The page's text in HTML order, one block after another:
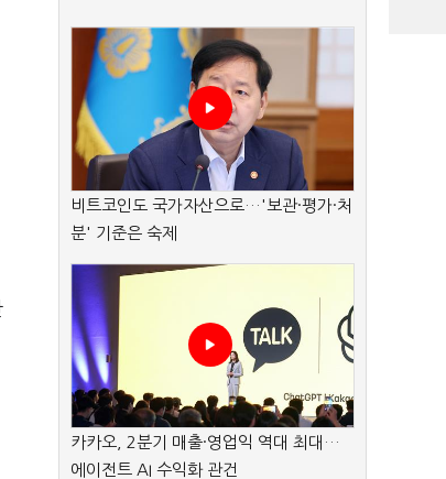
비트코인도 국가자산으로…'보관·평가·처
분' 기준은 숙제
카카오, 2분기 매출·영업익 역대 최대…
에이전트 AI 수익화 관건